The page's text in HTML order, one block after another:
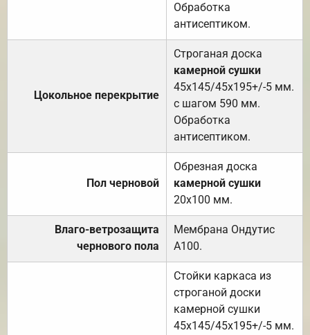
Обработка
антисептиком.
Цокольное перекрытие
Строганая доска
камерной сушки
45х145/45х195+/-5 мм.
с шагом 590 мм.
Обработка
антисептиком.
Пол черновой
Обрезная доска
камерной сушки
20х100 мм.
Влаго-ветрозащита
чернового пола
Мембрана Ондутис
А100.
Стойки каркаса из
строганой доски
камерной сушки
45х145/45х195+/-5 мм.